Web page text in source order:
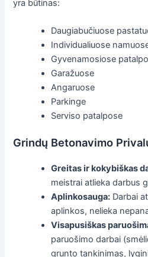
yra būtinas:
Daugiabučiuose
Individualiuose
Gyvenamosiose
Garažuose
Angaruose
Parkinge
Serviso patalpose
Grindų Betonavimo
Greitas ir kokybiškas
meistrai atlieka darbus
Aplinkosauga: Darbai
aplinkos, nelieka
Visapusiškas
paruošimo darbai
grunto tankinimas,